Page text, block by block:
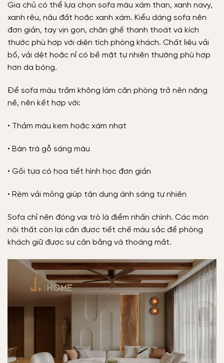
Gia chủ có thể lựa chọn sofa màu xám than, xanh navy,
xanh rêu, nâu đất hoặc xanh xám. Kiểu dáng sofa nên
đơn giản, tay vịn gọn, chân ghế thanh thoát và kích
thước phù hợp với diện tích phòng khách. Chất liệu vải
bố, vải dệt hoặc nỉ có bề mặt tự nhiên thường phù hợp
hơn da bóng.
Để sofa màu trầm không làm căn phòng trở nên nặng
nề, nên kết hợp với:
• Thảm màu kem hoặc xám nhạt
• Bàn trà gỗ sáng màu
• Gối tựa có họa tiết hình học đơn giản
• Rèm vải mỏng giúp tận dụng ánh sáng tự nhiên
Sofa chỉ nên đóng vai trò là điểm nhấn chính. Các món
nội thất còn lại cần được tiết chế màu sắc để phòng
khách giữ được sự cân bằng và thoáng mắt.